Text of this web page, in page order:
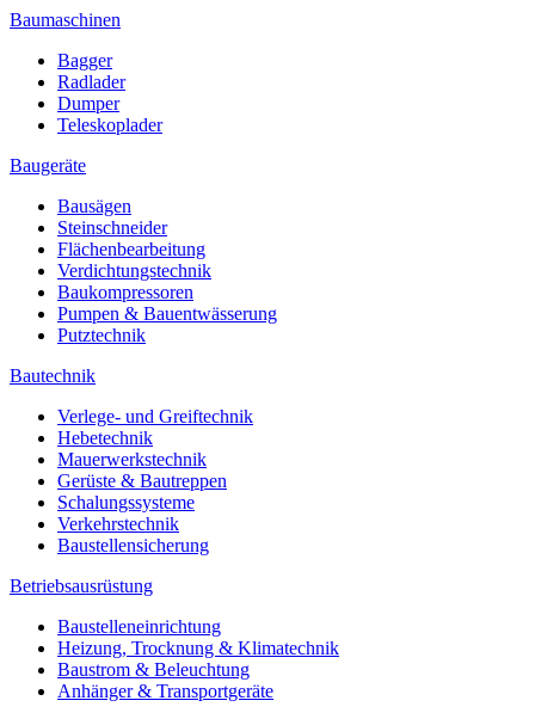
Baumaschinen
Bagger
Radlader
Dumper
Teleskoplader
Baugeräte
Bausägen
Steinschneider
Flächenbearbeitung
Verdichtungstechnik
Baukompressoren
Pumpen & Bauentwässerung
Putztechnik
Bautechnik
Verlege- und Greiftechnik
Hebetechnik
Mauerwerkstechnik
Gerüste & Bautreppen
Schalungssysteme
Verkehrstechnik
Baustellensicherung
Betriebsausrüstung
Baustelleneinrichtung
Heizung, Trocknung & Klimatechnik
Baustrom & Beleuchtung
Anhänger & Transportgeräte